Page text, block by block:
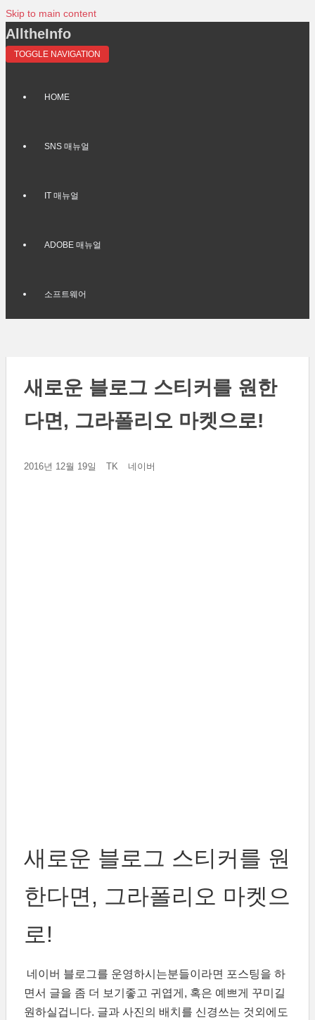
Skip to main content
AlltheInfo
TOGGLE NAVIGATION
HOME
SNS 매뉴얼
IT 매뉴얼
ADOBE 매뉴얼
소프트웨어
새로운 블로그 스티커를 원한
다면, 그라폴리오 마켓으로!
2016년 12월 19일 TK 네이버
새로운 블로그 스티커를 원
한다면, 그라폴리오 마켓으
로!
네이버 블로그를 운영하시는분들이라면 포스팅을 하
면서 글을 좀 더 보기좋고 귀엽게, 혹은 예쁘게 꾸미길
원하실겁니다. 글과 사진의 배치를 신경쓰는 것외에도